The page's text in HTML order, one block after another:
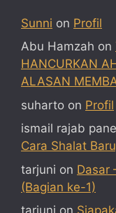
Sunni on Profil
Abu Hamzah on
HANCURKAN
ALASAN
suharto on Profil
ismail rajab pane
Cara Shalat
tarjuni on Dasar
(Bagian ke-1)